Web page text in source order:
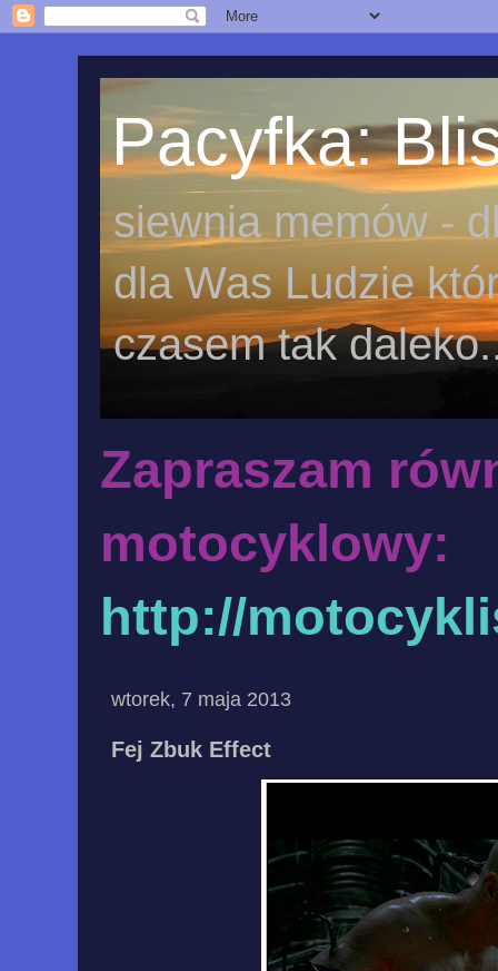
Pacyfka:
siewnia memów -
dla Was Ludzie
czasem tak
Zapraszam
motocyklowy:
http://
wtorek, 7 maja 2013
Fej Zbuk Effect